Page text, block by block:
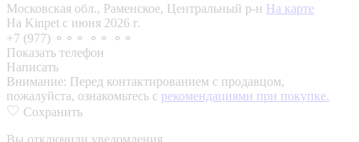
Московская обл., Раменское, Центральный р-н На карте
На Kinpet c июня 2026 г.
+7 (977) ⚬⚬⚬ ⚬⚬ ⚬⚬
Показать телефон
Написать
Внимание: Перед контактированием с продавцом,
пожалуйста, ознакомьтесь с рекомендациями при покупке.
Сохранить
Вы отключили уведомления